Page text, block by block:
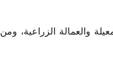
والعمالة الزراعية، ومن